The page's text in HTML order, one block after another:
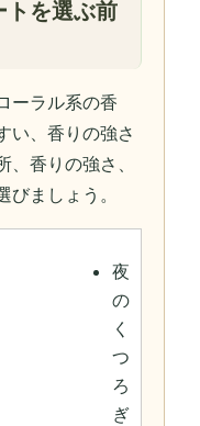
トを選ぶ前
ーラル系の香
い、香りの強さ
香りの強さ、
ましょう。
夜
の
く
つ
ろ
ぎ